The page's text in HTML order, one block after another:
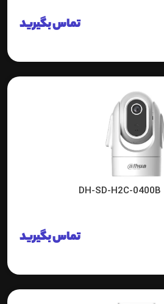
تماس بگیرید
تماس بگیرید